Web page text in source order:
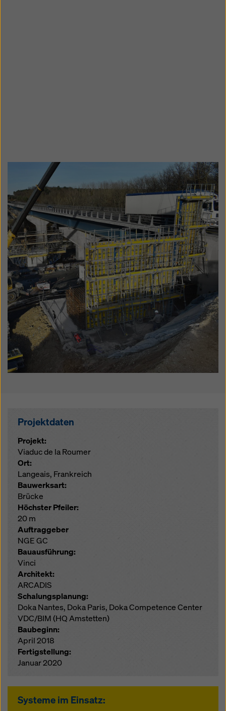
Projektdaten
Projekt:
Viaduc de la Roumer
Ort:
Langeais, Frankreich
Bauwerksart:
Brücke
Höchster Pfeiler:
20 m
Auftraggeber
NGE GC
Bauausführung:
Vinci
Architekt:
ARCADIS
Schalungsplanung:
Doka Nantes, Doka Paris, Doka Competence Center
VDC/BIM (HQ Amstetten)
Baubeginn:
April 2018
Fertigstellung:
Januar 2020
Systeme im Einsatz: